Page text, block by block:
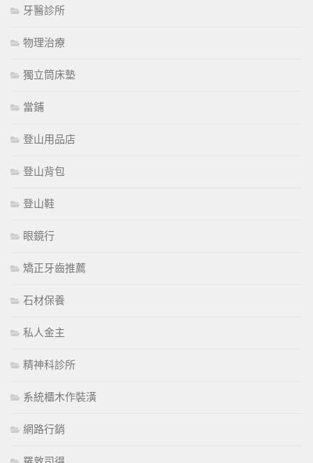
牙醫診所
物理治療
獨立筒床墊
當鋪
登山用品店
登山背包
登山鞋
眼鏡行
矯正牙齒推薦
石材保養
私人金主
精神科診所
系統櫃木作裝潢
網路行銷